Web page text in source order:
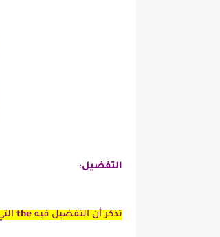
التفضيل:
تذكر أن التفضيل فيه the